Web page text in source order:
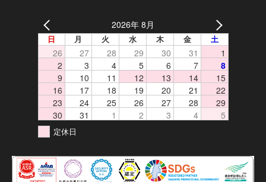
2026年 8月
日 月 火 水 木 金 土
26 27 28 29 30 31
1
2
3 4 5 6 7
8
9
10 11 12 13 14
15
16
17 18 19 20 21
22
23
24 25 26 27 28
29
30
31 1 2 3 4 5
定休日